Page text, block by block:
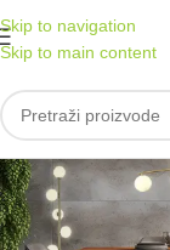
Skip to navigation
Skip to main content
Početna/Proizvod